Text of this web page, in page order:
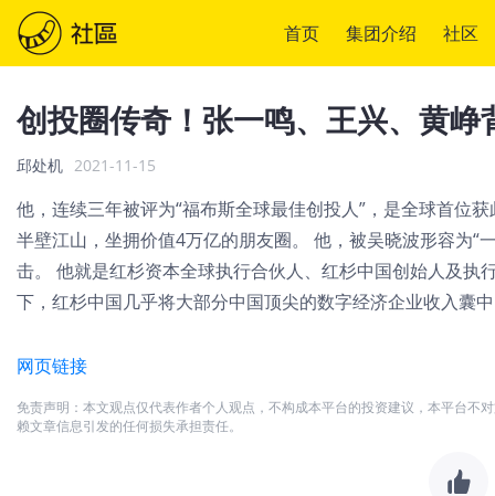
首页 集团介绍 社区
创投圈传奇！张一鸣、王兴、黄峥
邱处机 2021-11-15
他，连续三年被评为“福布斯全球最佳创投人”，是全球首位
半壁江山，坐拥价值4万亿的朋友圈。 他，被吴晓波形容为“
击。 他就是红杉资本全球执行合伙人、红杉中国创始人及执
下，红杉中国几乎将大部分中国顶尖的数字经济企业收入囊
网页链接
免责声明：本文观点仅代表作者个人观点，不构成本平台的投资建议，本平台不
赖文章信息引发的任何损失承担责任。